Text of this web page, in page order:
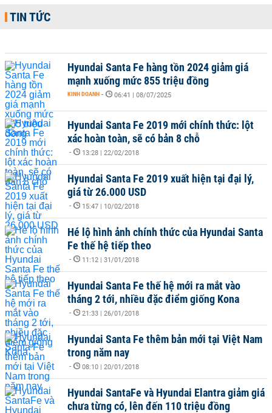
TIN TỨC
Hyundai Santa Fe hàng tồn 2024 giảm giá
mạnh xuống mức 855 triệu đồng
KINH DOANH - 06:41 | 08/07/2025
Hyundai Santa Fe 2019 mới chính thức: lột
xác hoàn toàn, sẽ có bản 8 chỗ
- 13:28 | 22/02/2018
Hyundai Santa Fe 2019 xuất hiện tại đại lý,
giá từ 26.000 USD
- 15:47 | 10/02/2018
Hé lộ hình ảnh chính thức của Hyundai Santa
Fe thế hệ tiếp theo
- 11:12 | 31/01/2018
Hyundai Santa Fe thế hệ mới ra mắt vào
tháng 2 tới, nhiều đặc điểm giống Kona
- 21:33 | 26/01/2018
Hyundai Santa Fe thêm bản mới tại Việt Nam
trong năm nay
- 08:10 | 20/01/2018
Hyundai SantaFe và Hyundai Elantra giảm giá
chưa từng có, lên đến 110 triệu đồng